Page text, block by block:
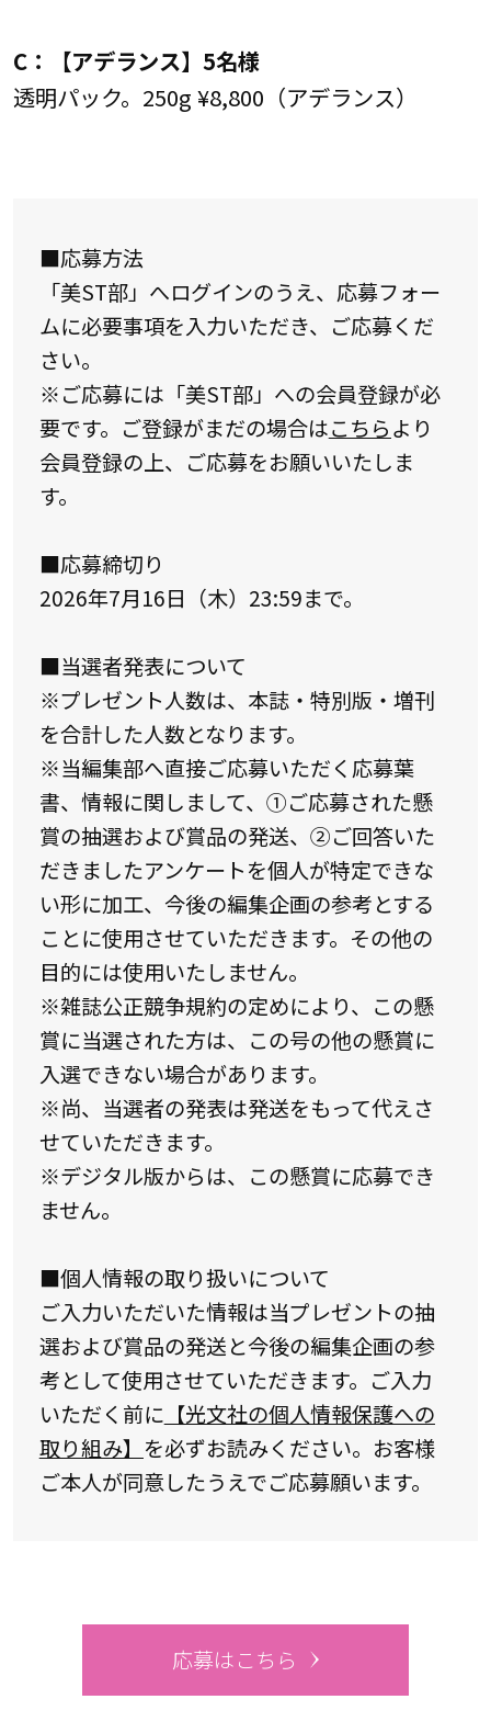
C：【アデランス】5名様
透明パック。250g ¥8,800（アデランス）
■応募方法
「美ST部」へログインのうえ、応募フォー
ムに必要事項を入力いただき、ご応募くだ
さい。
※ご応募には「美ST部」への会員登録が必
要です。ご登録がまだの場合はこちらより
会員登録の上、ご応募をお願いいたしま
す。
■応募締切り
2026年7月16日（木）23:59まで。
■当選者発表について
※プレゼント人数は、本誌・特別版・増刊
を合計した人数となります。
※当編集部へ直接ご応募いただく応募葉
書、情報に関しまして、①ご応募された懸
賞の抽選および賞品の発送、②ご回答いた
だきましたアンケートを個人が特定できな
い形に加工、今後の編集企画の参考とする
ことに使用させていただきます。その他の
目的には使用いたしません。
※雑誌公正競争規約の定めにより、この懸
賞に当選された方は、この号の他の懸賞に
入選できない場合があります。
※尚、当選者の発表は発送をもって代えさ
せていただきます。
※デジタル版からは、この懸賞に応募でき
ません。
■個人情報の取り扱いについて
ご入力いただいた情報は当プレゼントの抽
選および賞品の発送と今後の編集企画の参
考として使用させていただきます。ご入力
いただく前に 【光文社の個人情報保護への
取り組み】 を必ずお読みください。お客様
ご本人が同意したうえでご応募願います。
応募はこちら